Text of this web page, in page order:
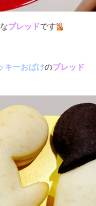
ブレッドです
キーおばけのブレッド